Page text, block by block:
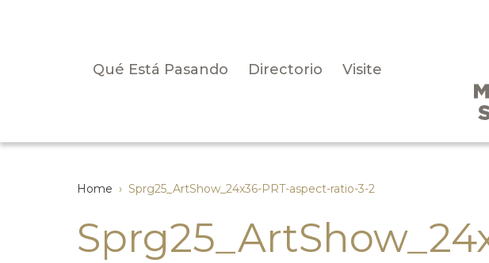
Qué Está Pasando Directorio Visite
Home › Sprg25_ArtShow_24x36-PRT-aspect-ratio-3-2